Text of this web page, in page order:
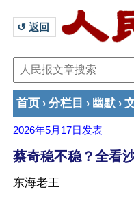
↺ 返回
首页 › 分栏目 › 幽默 ›
2026年5月17日 发表
蔡奇稳不稳？全看
东海老王